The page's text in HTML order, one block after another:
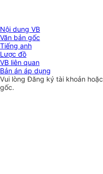
Nội dung VB
Văn bản gốc
Tiếng anh
Lược đồ
VB liên quan
Bản án áp dụng
Vui lòngĐăng ký tài khoản hoặc
gốc.